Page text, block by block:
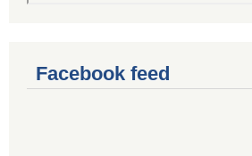
Facebook feed